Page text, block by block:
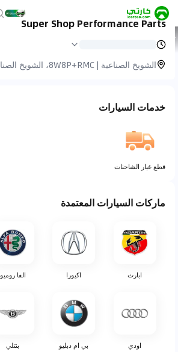
كارتي
Super Shop Performance Parts
الشويخ الصناعية | 8W8P+RMC، الشويخ الصناعية
خدمات السيارات
قطع غيار الشاحنات
ماركات السيارات المعتمدة
ابارث اكيورا الفا روميو
اودي بي ام دبليو بنتلي